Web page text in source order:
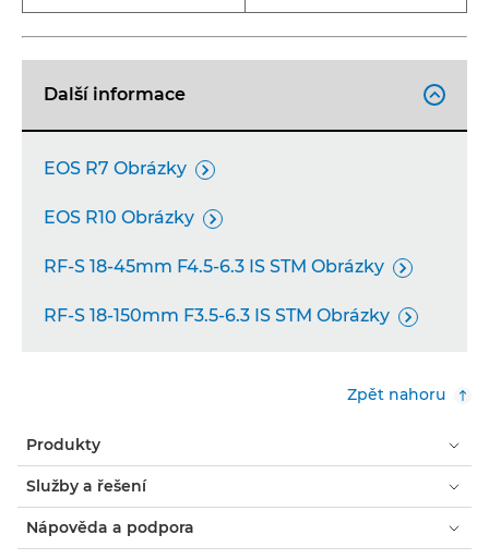
Další informace 
EOS R7 Obrázky 
EOS R10 Obrázky 
RF-S 18-45mm F4.5-6.3 IS STM Obrázky 
RF-S 18-150mm F3.5-6.3 IS STM Obrázky 
Zpět nahoru
Produkty
Služby a řešení
Nápověda a podpora